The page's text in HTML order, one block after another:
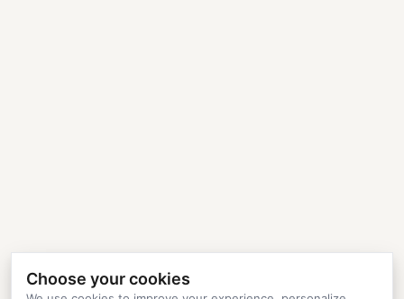
Choose your cookies